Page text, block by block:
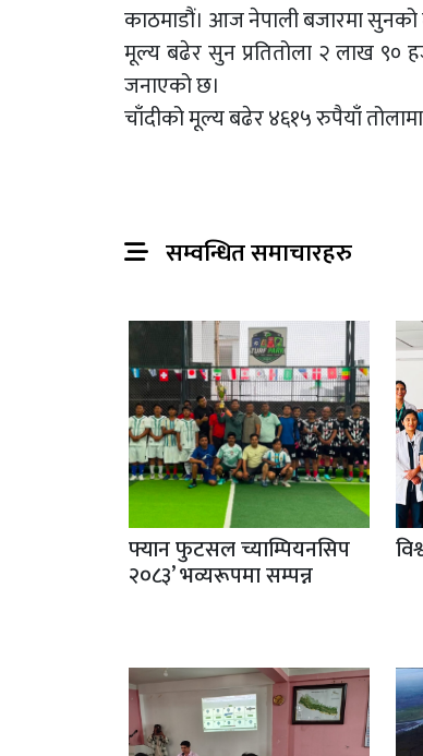
काठमाडौं। आज नेपाली बजारमा
मूल्य बढेर सुन प्रतितोला २ लाख ९०
जनाएको छ।
चाँदीको मूल्य बढेर ४६१५ रुपैयाँ
सम्वन्धित समाचारहरु
फ्यान फुटसल च्याम्पियनसिप
२०८३’ भव्यरूपमा सम्पन्न